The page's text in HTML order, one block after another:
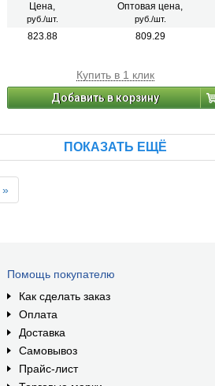
ограничения свободного парообмена между
несущими конструкциями и разными слоями
кровли, а также предупреждения избыточного
Цена,
руб./шт.
Оптовая цена,
руб./шт.
823.88 809.29
Купить в 1 клик
Добавить в корзину
ПОКАЗАТЬ ЕЩЁ
»
Помощь покупателю
Как сделать заказ
Оплата
Доставка
Самовывоз
Прайс-лист